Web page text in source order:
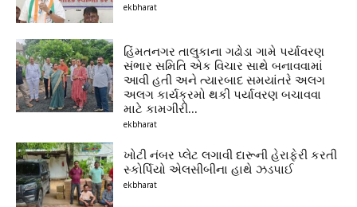
ekbharat
હિંમતનગર તાલુકાના ગઢોડા ગામે પર્યાવરણ
સંભાર સમિતિ એક વિચાર સાથે બનાવવામાં
આવી હતી અને ત્યારબાદ સમયાંતરે અલગ
અલગ કાર્યક્રમો થકી પર્યાવરણ બચાવવા
માટે કામગીરી...
ekbharat
ખોટી નંબર પ્લેટ લગાવી દારૂની હેરાફેરી કરતી
સ્કોર્પિયો એલસીબીના હાથે ઝડપાઈ
ekbharat